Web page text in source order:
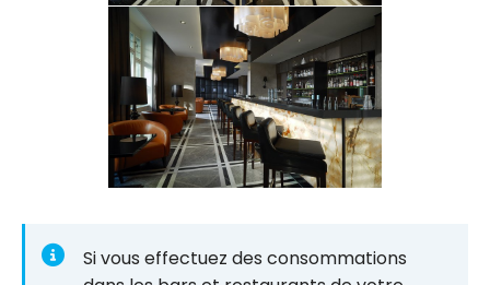
Si vous effectuez des consommations